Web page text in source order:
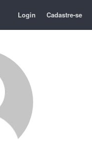
Login Cadastre-se